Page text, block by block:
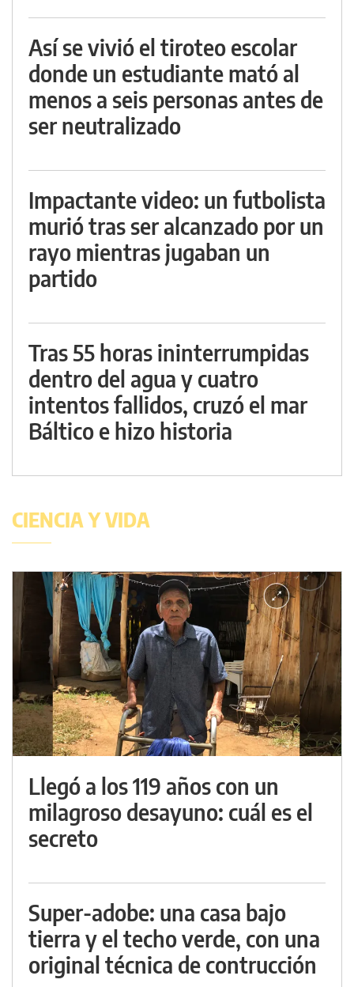
Así se vivió el tiroteo escolar
donde un estudiante mató al
menos a seis personas antes de
ser neutralizado
Impactante video: un futbolista
murió tras ser alcanzado por un
rayo mientras jugaban un
partido
Tras 55 horas ininterrumpidas
dentro del agua y cuatro
intentos fallidos, cruzó el mar
Báltico e hizo historia
CIENCIA Y VIDA
Llegó a los 119 años con un
milagroso desayuno: cuál es el
secreto
Super-adobe: una casa bajo
tierra y el techo verde, con una
original técnica de contrucción